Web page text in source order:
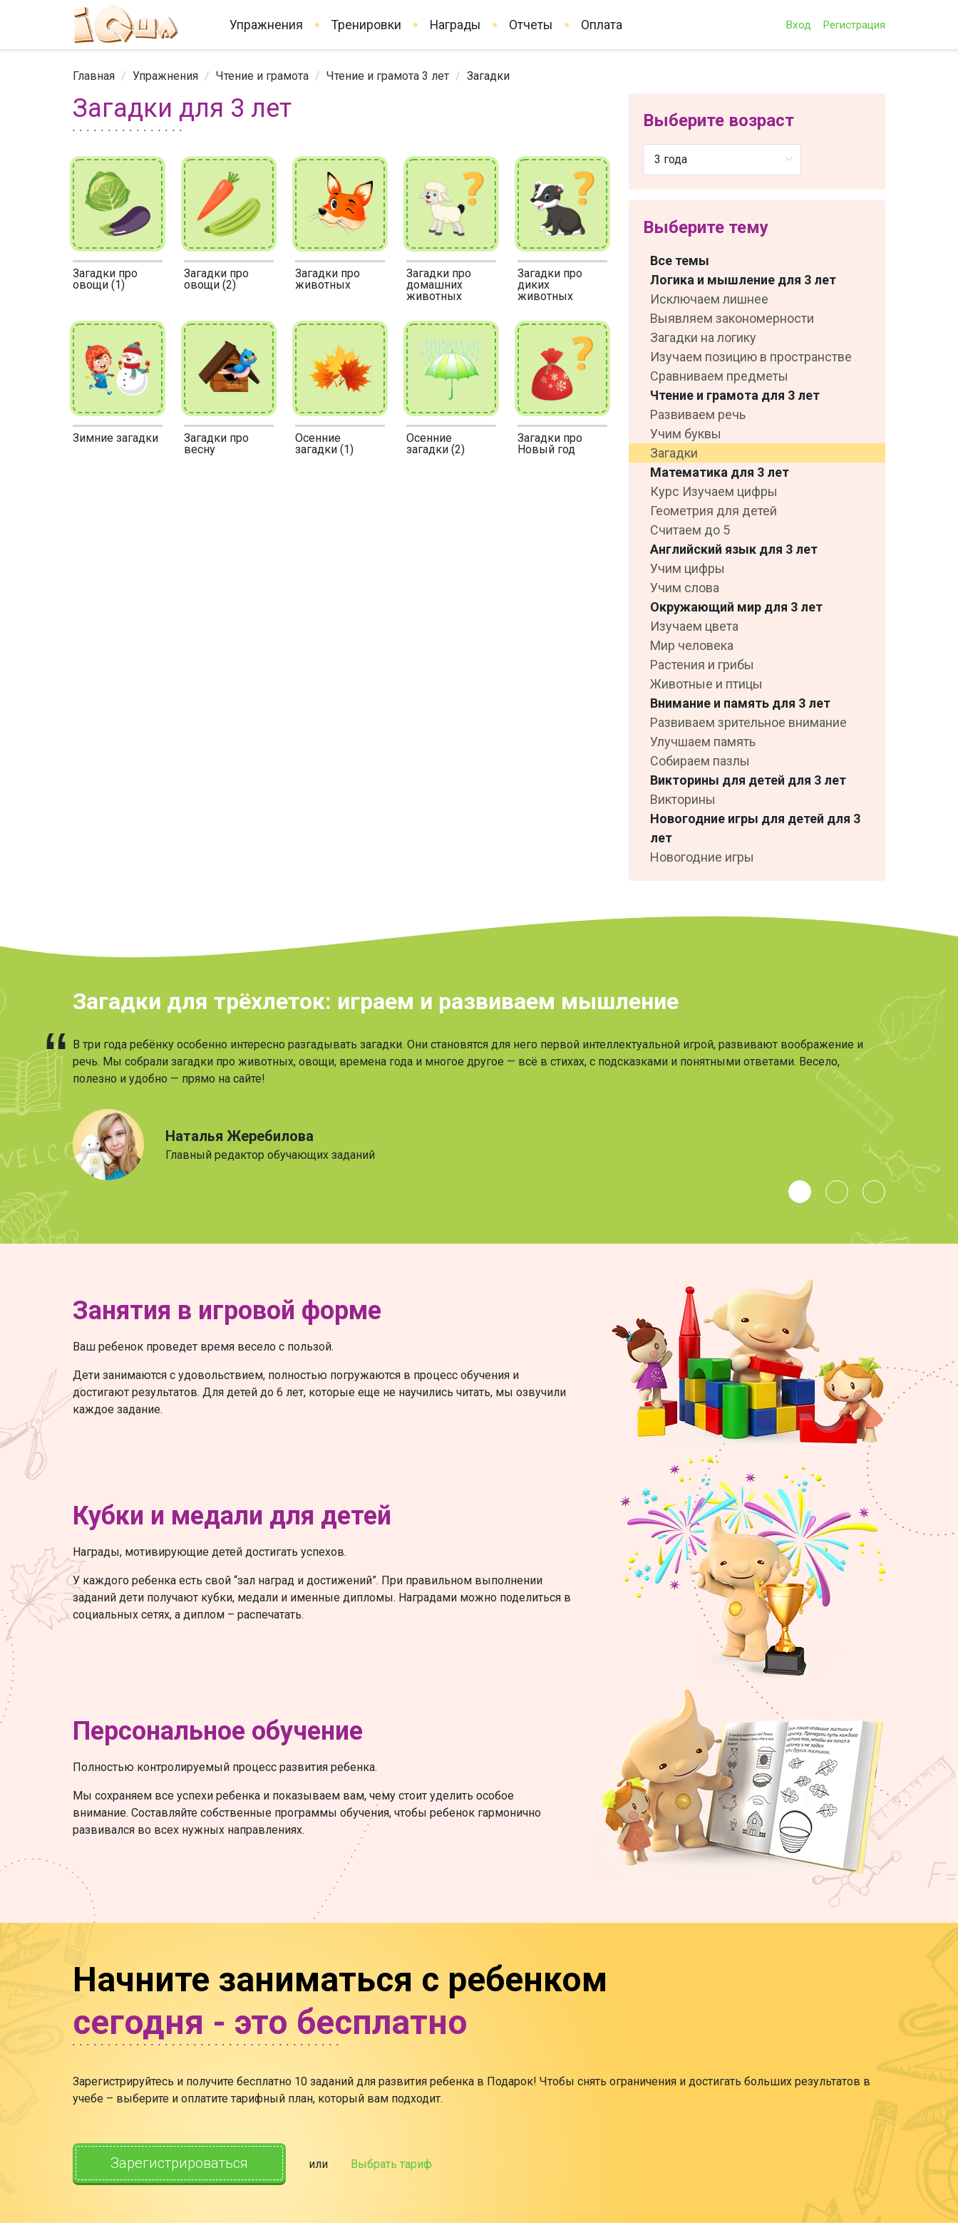
Упражнения Тренировки Награды Отчеты Оплата Вход Регистрация
Главная / Упражнения / Чтение и грамота / Чтение и грамота 3 лет / Загадки
Загадки для 3 лет
Загадки про
овощи (1)
Загадки про
овощи (2)
Загадки про
животных
Загадки про
домашних
животных
Загадки про
диких
животных
Зимние загадки
Загадки про
весну
Осенние
загадки (1)
Осенние
загадки (2)
Загадки про
Новый год
Выберите возраст
Выберите тему
Все темы
Логика и мышление для 3 лет
Исключаем лишнее
Выявляем закономерности
Загадки на логику
Изучаем позицию в пространстве
Сравниваем предметы
Чтение и грамота для 3 лет
Развиваем речь
Учим буквы
Загадки
Математика для 3 лет
Курс Изучаем цифры
Геометрия для детей
Считаем до 5
Английский язык для 3 лет
Учим цифры
Учим слова
Окружающий мир для 3 лет
Изучаем цвета
Мир человека
Растения и грибы
Животные и птицы
Внимание и память для 3 лет
Развиваем зрительное внимание
Улучшаем память
Собираем пазлы
Викторины для детей для 3 лет
Викторины
Новогодние игры для детей для 3
лет
Новогодние игры
Загадки для трёхлеток: играем и развиваем мышление
В три года ребёнку особенно интересно разгадывать загадки. Они становятся для него первой интеллектуальной игрой, развивают воображение и
речь. Мы собрали загадки про животных, овощи, времена года и многое другое — всё в стихах, с подсказками и понятными ответами. Весело,
полезно и удобно — прямо на сайте!
Наталья Жеребилова
Главный редактор обучающих заданий
Занятия в игровой форме
Ваш ребенок проведет время весело с пользой.
Дети занимаются с удовольствием, полностью погружаются в процесс обучения и
достигают результатов. Для детей до 6 лет, которые еще не научились читать, мы озвучили
каждое задание.
Кубки и медали для детей
Награды, мотивирующие детей достигать успехов.
У каждого ребенка есть свой “зал наград и достижений”. При правильном выполнении
заданий дети получают кубки, медали и именные дипломы. Наградами можно поделиться в
социальных сетях, а диплом – распечатать.
Персональное обучение
Полностью контролируемый процесс развития ребенка.
Мы сохраняем все успехи ребенка и показываем вам, чему стоит уделить особое
внимание. Составляйте собственные программы обучения, чтобы ребенок гармонично
развивался во всех нужных направлениях.
Начните заниматься с ребенком
сегодня - это бесплатно
Зарегистрируйтесь и получите бесплатно 10 заданий для развития ребенка в Подарок! Чтобы снять ограничения и достигать больших результатов в
учебе – выберите и оплатите тарифный план, который вам подходит.
Зарегистрироваться или Выбрать тариф